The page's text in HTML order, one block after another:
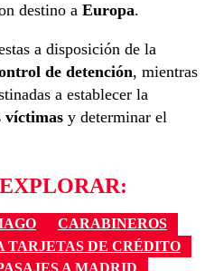
destino a Europa.
a disposición de la
de detención, mientras
a establecer la
víctimas y determinar el
CARABINEROS
TARJETAS DE CRÉDITO